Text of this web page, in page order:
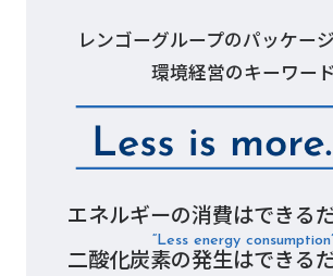
レンゴーグループのパッケー
環境経営のキーワード
エネルギーの消費はできる
“Less energy
二酸化炭素の発生はできる